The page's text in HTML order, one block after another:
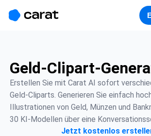
Geld-Clipart-
Erstellen Sie mit Carat AI sofort
Geld-Cliparts. Generieren Sie einfach
Illustrationen von Geld, Münzen und
30 KI-Modellen über eine
Jetzt kostenlos